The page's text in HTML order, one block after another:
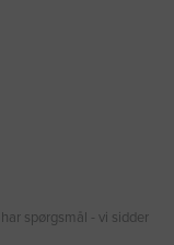
spørgsmål - vi sidder